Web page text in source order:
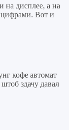
на дисплее, а на
цифрами. Вот и
кофе автомат
здачу давал